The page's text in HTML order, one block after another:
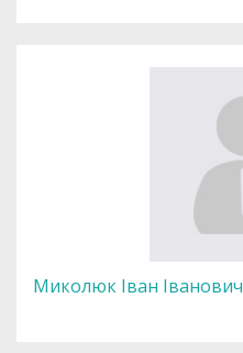
Миколюк Іван Іванович